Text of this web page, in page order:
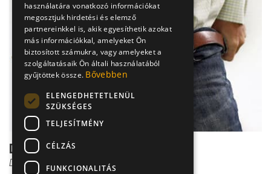
Dr. Czeizel: mi történt a férfiakkal?
Dr. Czeizel Endre
használatára vonatkozó információkat
megosztjuk hirdetési és elemző
partnereinkkel is, akik egyesíthetik azokat
más információkkal, amelyeket Ön
biztosított számukra, vagy amelyeket a
szolgáltatásaik Ön általi használatából
gyűjtöttek össze. Bővebben
ELENGEDHETETLENÜL
SZÜKSÉGES
TELJESÍTMÉNY
CÉLZÁS
FUNKCIONALITÁS